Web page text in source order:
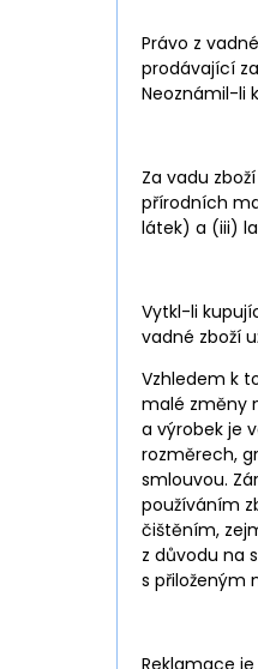
Právo z
prodávající
Neoznámil-li
Za vadu
přírodních
látek) a (iii)
Vytkl-li
vadné zboží
Vzhledem k
malé změny
a výrobek je
rozměrech,
smlouvou.
používáním
čištěním,
z důvodu na
s přiloženým